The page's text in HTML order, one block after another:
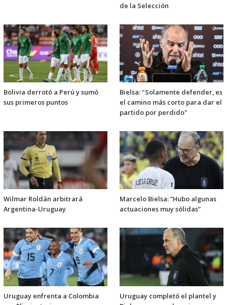
de la Selección
Bolivia derrotó a Perú y sumó
sus primeros puntos
Bielsa: "Solamente defender, es
el camino más corto para dar el
partido por perdido"
Wilmar Roldán arbitrará
Argentina-Uruguay
Marcelo Bielsa: “Hubo algunas
actuaciones muy sólidas”
Uruguay enfrenta a Colombia
Uruguay completó el plantel y